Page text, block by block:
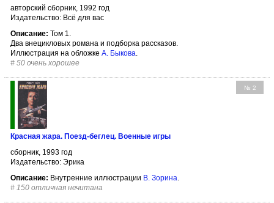
авторский сборник, 1992 год
Издательство: Всё для вас
Описание: Том 1.
Два внецикловых романа и подборка рассказов.
Иллюстрация на обложке А. Быкова
# 50 очень хорошее
№ 2
Красная жара. Поезд-беглец. Военные игры
сборник, 1993 год
Издательство: Эрика
Описание: Внутренние иллюстрации В. Зорина
# 150 отличная нечитана